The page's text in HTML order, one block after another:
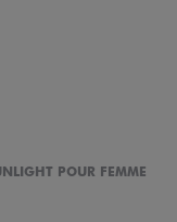
POUR FEMME